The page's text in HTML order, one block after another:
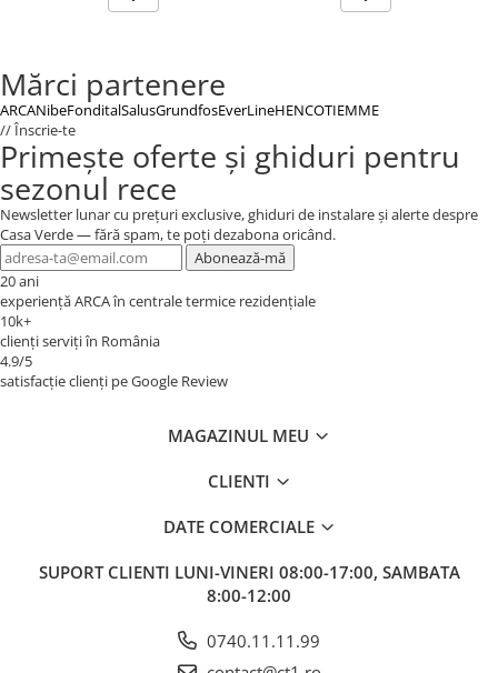
Mărci partenere
ARCANibeFonditalSalusGrundfosEverLineHENCOTIEMME
// Înscrie-te
Primește oferte și ghiduri pentru
sezonul rece
Newsletter lunar cu prețuri exclusive, ghiduri de instalare și alerte despre
Casa Verde — fără spam, te poți dezabona oricând.
Abonează-mă
20 ani
experiență ARCA în centrale termice rezidențiale
10k+
clienți serviți în România
4.9/5
satisfacție clienți pe Google Review
MAGAZINUL MEU
CLIENTI
DATE COMERCIALE
SUPORT CLIENTI LUNI-VINERI 08:00-17:00, SAMBATA
8:00-12:00
0740.11.11.99